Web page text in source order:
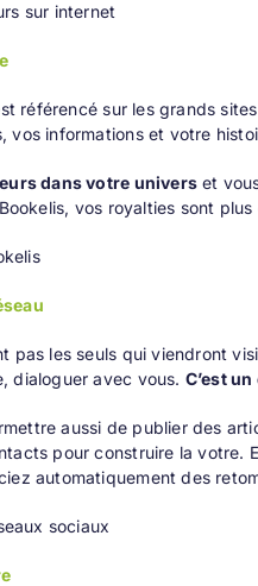
sur internet
référencé sur les grands
vos informations et votre
dans votre univers et
vos royalties sont plus
pas les seuls qui viendront
dialoguer avec vous. C’est
aussi de publier des
pour construire la votre.
automatiquement des
sociaux